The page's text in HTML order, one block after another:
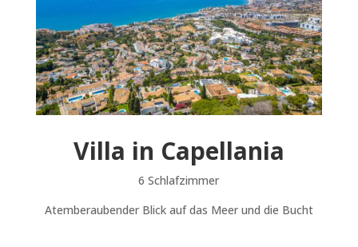
Villa in Capellania
6 Schlafzimmer
Atemberaubender Blick auf das Meer und die Bucht